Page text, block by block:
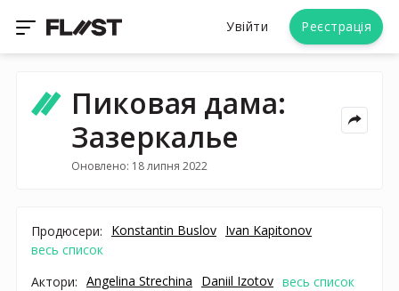
Увійти Реєстрація
Пиковая дама:
Зазеркалье
Оновлено: 18 липня 2022
Продюсери: Konstantin Buslov Ivan Kapitonov
весь список
Актори: Angelina Strechina Daniil Izotov весь список